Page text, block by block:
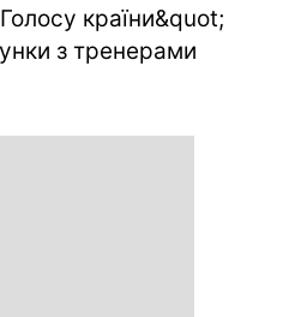
країни&quot;
з тренерами